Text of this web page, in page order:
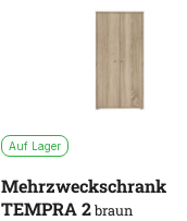
Auf Lager
Mehrzweckschrank
TEMPRA 2braun